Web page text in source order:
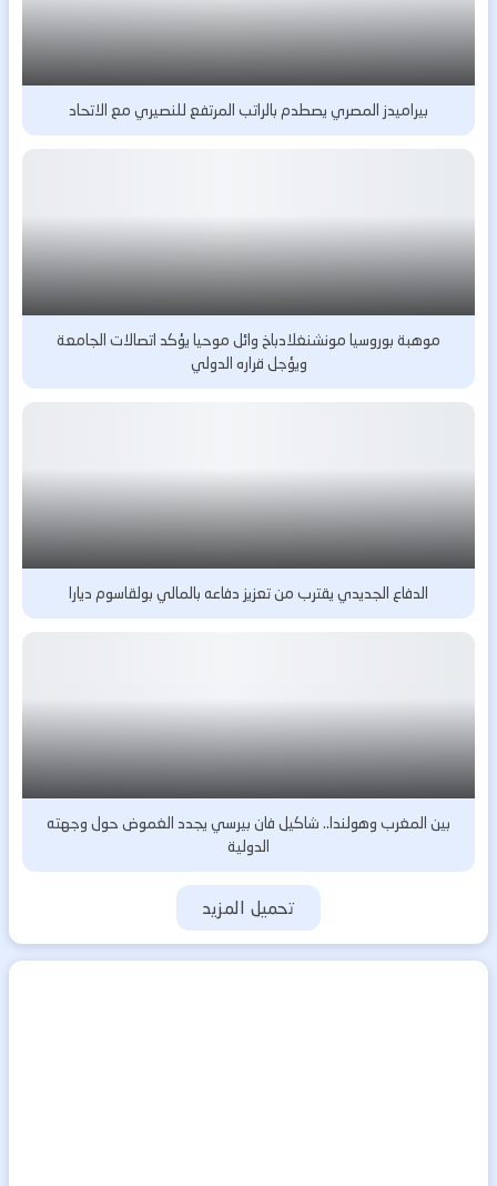
بيراميدز المصري يصطدم بالراتب المرتفع للنصيري مع الاتحاد
موهبة بوروسيا مونشنغلادباخ وائل موحيا يؤكد اتصالات الجامعة
ويؤجل قراره الدولي
الدفاع الجديدي يقترب من تعزيز دفاعه بالمالي بولقاسوم ديارا
بين المغرب وهولندا.. شاكيل فان بيرسي يجدد الغموض حول وجهته
الدولية
تحميل المزيد